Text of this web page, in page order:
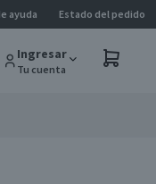
ayuda Estado del pedido
Ingresar
Tu cuenta